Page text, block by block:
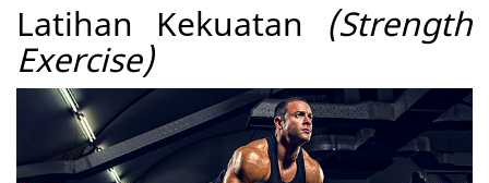
Latihan Kekuatan (Strength
Exercise)